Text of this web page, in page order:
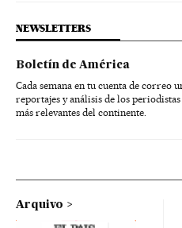
NEWSLETTERS
Boletín de América
Cada semana en tu cuenta de correo
reportajes y análisis de los
más relevantes del continente.
Arquivo